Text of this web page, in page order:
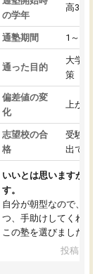
の学年
高3
通塾期間 1～3ヵ月
通った目的
大学入学
策
偏差値の変
化
上がった
志望校の合
格
受験して
出ていな
いいとは思いますが、料
す。
自分が朝型なので、自習
つ、手助けしてくれる設
この塾を選びました。
投稿日：